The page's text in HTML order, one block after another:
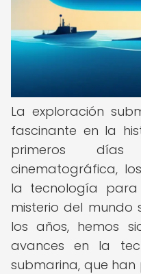
La exploración
fascinante en la
primeros
cinematográfica,
la tecnología
misterio del mundo
los años, hemos
avances en la
submarina, que